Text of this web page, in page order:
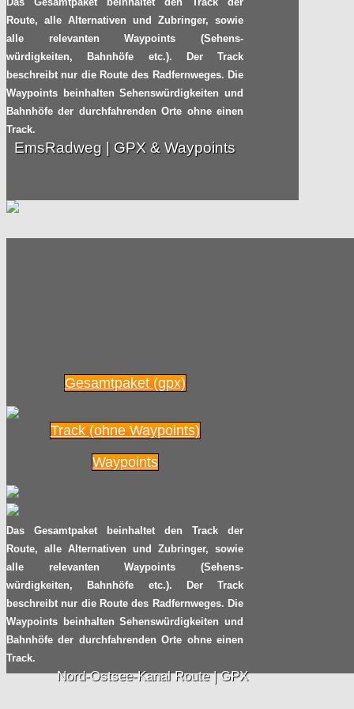
17.09
2014
Nach 9 Jahren: Radweg
Berlin – Usedom
endlich fertig!
vonRadpilot.de | Views243
11.09
großartigen Radtour –
vonRadpilot.de | Views127
27.08
Verkehrsregeln – leicht
gemacht
Radpilot.de
20.08
2014
Radrennfahrer beendet
seine Karriere: Jens
Voigt
vonRadpilot.de | Views675
15.08
Unerklärliches Unding:
Mein Unplattbarer ist
platt!
Route, alle Alternativen und Zubringer, sowie
alle relevanten Waypoints (Sehens-
würdigkeiten, Bahnhöfe etc.). Der Track
beschreibt nur die Route des Radfernweges. Die
Waypoints beinhalten Sehenswürdigkeiten und
Bahnhöfe der durchfahrenden Orte ohne einen
Track.
EmsRadweg | GPX & Waypoints
Gesamtpaket (gpx)
Track (ohne Waypoints)
Waypoints
Das Gesamtpaket beinhaltet den Track der
Route, alle Alternativen und Zubringer, sowie
alle relevanten Waypoints (Sehens-
würdigkeiten, Bahnhöfe etc.). Der Track
beschreibt nur die Route des Radfernweges. Die
Waypoints beinhalten Sehenswürdigkeiten und
Bahnhöfe der durchfahrenden Orte ohne einen
Track.
Nord-Ostsee-Kanal Route | GPX